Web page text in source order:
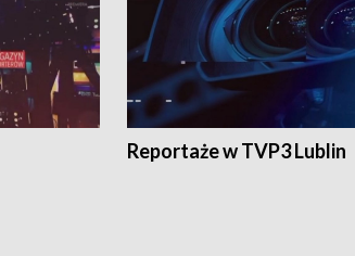
Reportaże w TVP3 Lublin